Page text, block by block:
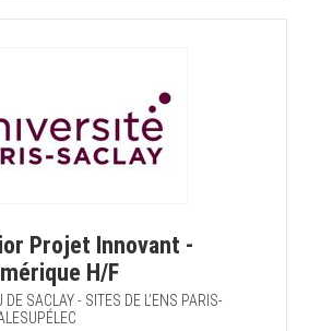
Projet Innovant -
H/F
SACLAY - SITES DE L’ENS PARIS-